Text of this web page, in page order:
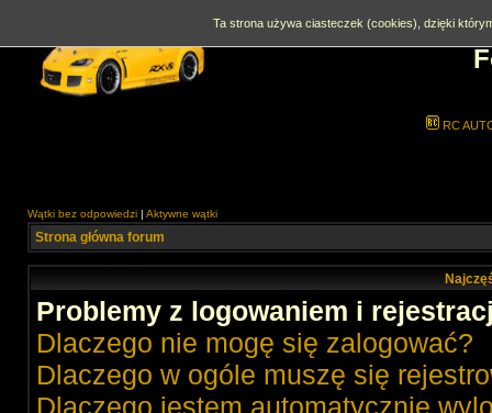
RC
Wątki bez odpowiedzi | Aktywne wątki
Strona główna forum
Problemy z logowaniem i
Dlaczego nie mogę się zalogować?
Dlaczego w ogóle muszę się
Dlaczego jestem automatycznie
Ta strona używa ciasteczek (cookies), dzięki